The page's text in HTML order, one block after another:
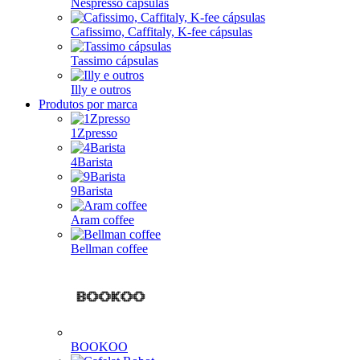
Nespresso cápsulas
Cafissimo, Caffitaly, K-fee cápsulas
Tassimo cápsulas
Illy e outros
Produtos por marca
1Zpresso
4Barista
9Barista
Aram coffee
Bellman coffee
BOOKOO